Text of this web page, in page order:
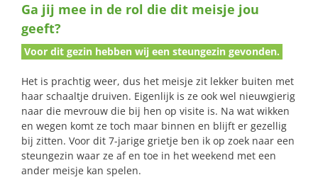
naar:
Ga jij mee in de rol die dit meisje jou
geeft?
Voor dit gezin hebben wij een steungezin gevonden.
Het is prachtig weer, dus het meisje zit lekker buiten met
haar schaaltje druiven. Eigenlijk is ze ook wel nieuwgierig
naar die mevrouw die bij hen op visite is. Na wat wikken
en wegen komt ze toch maar binnen en blijft er gezellig
bij zitten. Voor dit 7-jarige grietje ben ik op zoek naar een
steungezin waar ze af en toe in het weekend met een
ander meisje kan spelen.